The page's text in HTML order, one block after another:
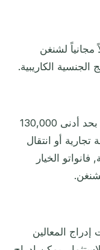
مجانياً لشنغن
الكاريبية.
تُعالج فانواتو الطلبات في 45-60 يوماً بحد أدنى 130,000
تجارية أو انتقال
الخيار
المعالين